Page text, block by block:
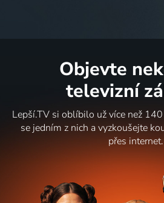
Objevte
televizní
Lepší.TV si oblíbilo už více než
se jedním z nich a vyzkoušejte
přes internet.